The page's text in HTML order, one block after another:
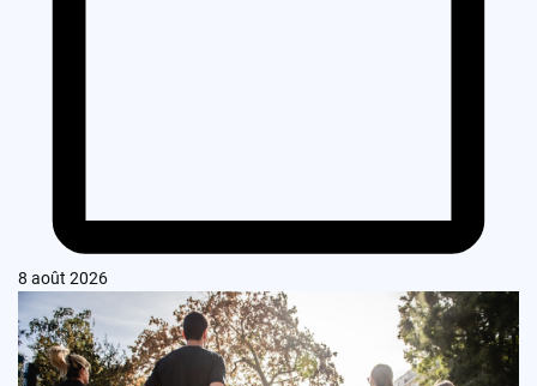
8 août 2026